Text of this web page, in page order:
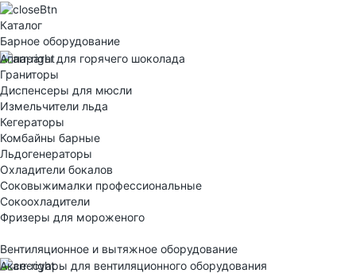
Каталог
Барное оборудование
Аппараты для горячего шоколада
Граниторы
Диспенсеры для мюсли
Измельчители льда
Кегераторы
Комбайны барные
Льдогенераторы
Охладители бокалов
Соковыжималки профессиональные
Сокоохладители
Фризеры для мороженого
Вентиляционное и вытяжное оборудование
Аксессуары для вентиляционного оборудования